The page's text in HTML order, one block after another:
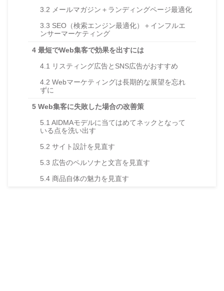
3.2 メールマガジン＋ランディングページ最適化
3.3 SEO（検索エンジン最適化）＋インフルエ
ンサーマーケティング
4 最短でWeb集客で効果を出すには
4.1
リスティング広告とSNS広告がおすすめ
4.2 Webマーケティングは長期的な展望を忘れ
ずに
5 Web集客に失敗した場合の改善策
5.1 AIDMAモデルに当てはめてネックとなって
いる点を洗い出す
5.2 サイト設計を見直す
5.3 広告のペルソナと文言を見直す
5.4 商品自体の魅力を見直す